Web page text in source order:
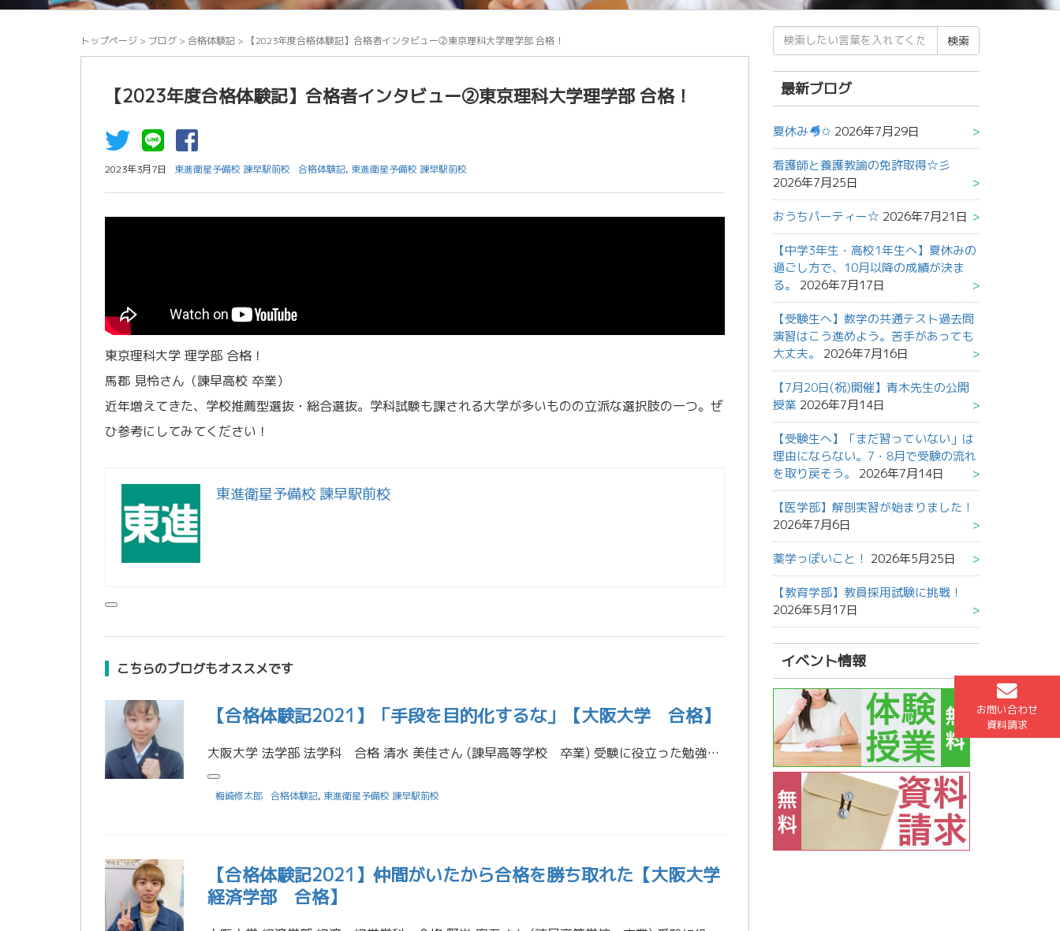
お問い合わせ
資料請求
トップページ > ブログ > 合格体験記 > 【2023年度合格体験記】合格者インタビュー②東京理科大学理学部 合格！
【2023年度合格体験記】合格者インタビュー②東京理科大学理学部 合格！
2023年3月7日 東進衛星予備校 諫早駅前校 合格体験記, 東進衛星予備校 諫早駅前校
東京理科大学 理学部 合格！
馬郡 見怜さん（諫早高校 卒業）
近年増えてきた、学校推薦型選抜・総合選抜。学科試験も課される大学が多いものの立派な選択肢の一つ。ぜ
ひ参考にしてみてください！
東進衛星予備校 諫早駅前校
こちらのブログもオススメです
【合格体験記2021】「手段を目的化するな」【大阪大学 合格】
大阪大学 法学部 法学科 合格 清水 美佳さん (諌早高等学校 卒業) 受験に役立った勉強法を教えてください。 私が受験に役立ったと感じる勉強法は、間違えた事項を付箋に書いて、それをルーズリーフや小さいノートに貼って空き […]
梅崎修太郎 合格体験記, 東進衛星予備校 諫早駅前校
【合格体験記2021】仲間がいたから合格を勝ち取れた【大阪大学
経済学部 合格】
検
索
結
果:
最新ブログ
夏休み ✩ 2026年7月29日
看護師と養護教諭の免許取得☆彡
2026年7月25日
おうちパーティー☆ 2026年7月21日
【中学3年生・高校1年生へ】夏休みの
過ごし方で、10月以降の成績が決ま
る。
2026年7月17日
【受験生へ】数学の共通テスト過去問
演習はこう進めよう。苦手があっても
大丈夫。
2026年7月16日
【7月20日(祝)開催】青木先生の公開
授業 2026年7月14日
【受験生へ】「まだ習っていない」は
理由にならない。7・8月で受験の流れ
を取り戻そう。
2026年7月14日
【医学部】解剖実習が始まりました！
2026年7月6日
薬学っぽいこと！ 2026年5月25日
【教育学部】教員採用試験に挑戦！
2026年5月17日
イベント情報